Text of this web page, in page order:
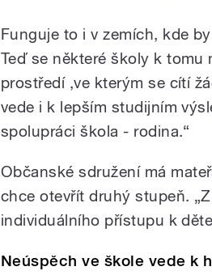
Funguje to i v zemích, kde
Teď se některé školy k tomu
prostředí ,ve kterým se cítí
vede i k lepším studijním
spolupráci škola - rodina.“
Občanské sdružení má
chce otevřít druhý stupeň.
individuálního přístupu k
Neúspěch ve škole vede k